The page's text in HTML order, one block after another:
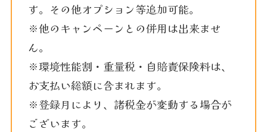
す。その他オプション等追加可能。
※他のキャンペーンとの併用は出来ませ
ん。
※環境性能割・重量税・自賠責保険料は、
お支払い総額に含まれます。
※登録月により、諸税金が変動する場合が
ございます。